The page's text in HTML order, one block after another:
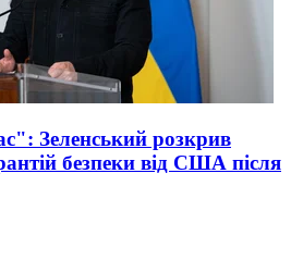
Зеленський розкрив
безпеки від США після